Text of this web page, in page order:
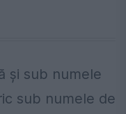
și sub numele
sub numele de